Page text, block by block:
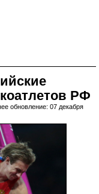
РФ
обновление: 07 декабря